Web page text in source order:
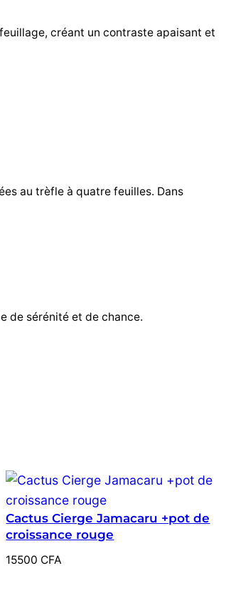
créant un contraste apaisant et
au trèfle à quatre feuilles. Dans
de sérénité et de chance.
Cactus Cierge Jamacaru +pot de
croissance rouge
15500 CFA